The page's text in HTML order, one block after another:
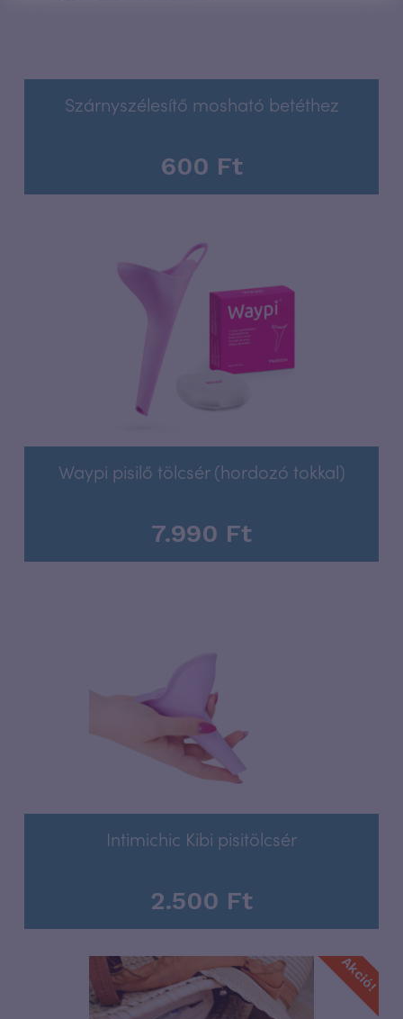
Szárnyszélesítő mosható betéthez
600 Ft
Waypi pisilő tölcsér (hordozó tokkal)
7.990 Ft
Intimichic Kibi pisitölcsér
2.500 Ft
Akció!